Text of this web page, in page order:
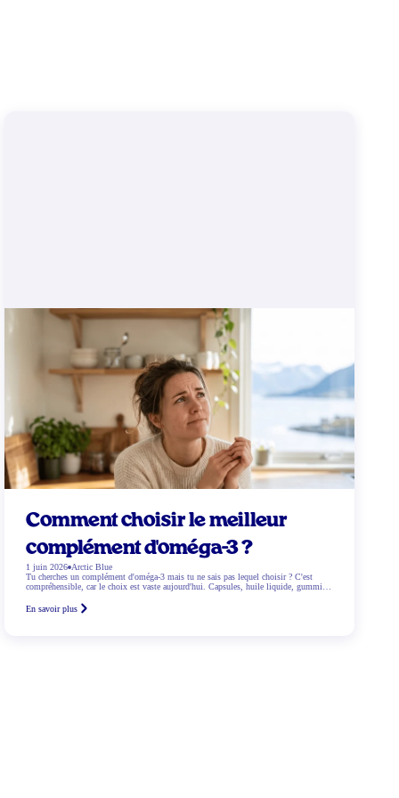
Comment choisir le meilleur
complément d'oméga-3 ?
1 juin 2026 Arctic Blue
Tu cherches un complément d'oméga-3 mais tu ne sais pas lequel choisir ? C'est
compréhensible, car le choix est vaste aujourd'hui. Capsules, huile liquide, gummies,
Et qu'est-ce qui correspond exactement à tes besoins ? Dans ce blog, nous t'aidons
En savoir plus